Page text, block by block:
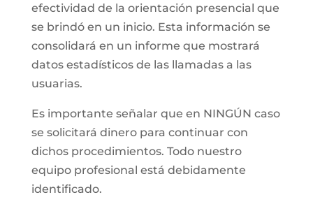
efectividad de la orientación presencial que
se brindó en un inicio. Esta información se
consolidará en un informe que mostrará
datos estadísticos de las llamadas a las
usuarias.
Es importante señalar que en NINGÚN caso
se solicitará dinero para continuar con
dichos procedimientos. Todo nuestro
equipo profesional está debidamente
identificado.